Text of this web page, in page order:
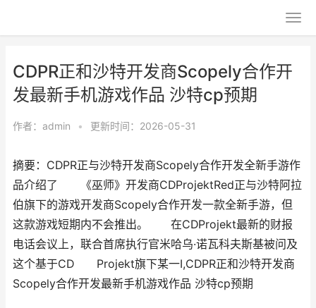
CDPR正和沙特开发商Scopely合作开
发最新手机游戏作品 沙特cp预期
作者： admin • 更新时间：2026-05-31
摘要：CDPR正与沙特开发商Scopely合作开发全新手游作
品介绍了 《巫师》开发商CDProjektRed正与沙特阿拉
伯旗下的游戏开发商Scopely合作开发一款全新手游，但
这款游戏短期内不会推出。 在CDProjekt最新的财报
电话会议上，联合首席执行官米哈乌·诺瓦科夫斯基被问及
这个基于CD Projekt旗下某一I,CDPR正和沙特开发商
Scopely合作开发最新手机游戏作品 沙特cp预期